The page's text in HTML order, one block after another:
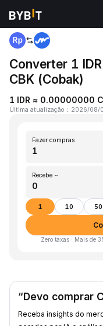
Página inicial
Converter 1
CBK (Cobak)
1 IDR ≈ 0.00000000
Última atualização ： 2026/08/
Fazer compras
Recebe ~
1 10 50
Zero taxas · Mais de
“Devo comprar
Receba insights do